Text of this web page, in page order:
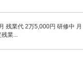
残業代 2万5,000円 研修中 月
業...